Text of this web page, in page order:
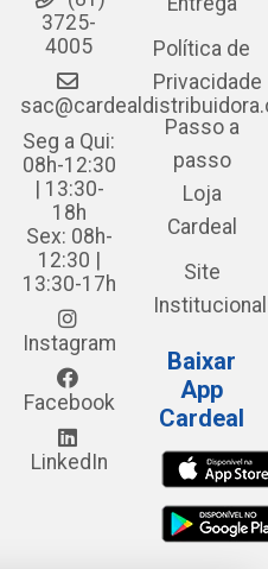
3725-
4005
Seg a Qui:
08h-12:30
| 13:30-
18h
Sex: 08h-
12:30 |
13:30-17h
Instagram
Facebook
LinkedIn
Política de
Privacidade
Passo a
passo
Loja
Cardeal
Site
Institucional
Baixar
App
Cardeal